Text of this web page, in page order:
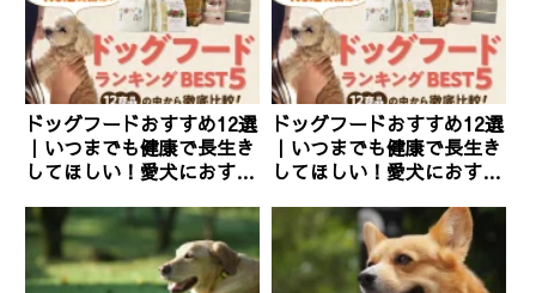
ドッグフードおすすめ12選
｜いつまでも健康で長生き
してほしい！愛犬におすす
ドッグフードおすすめ12選
｜いつまでも健康で長生き
してほしい！愛犬におすす